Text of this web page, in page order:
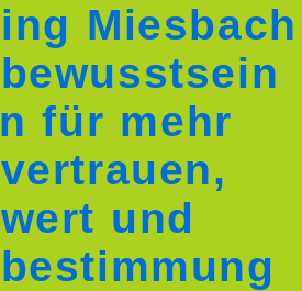
für mehr
und